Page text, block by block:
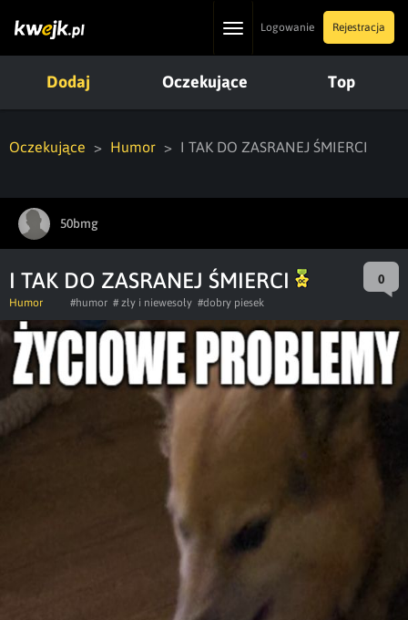
ToggleLogowanie Rejestracja
Dodaj Oczekujące Top
Oczekujące Humor I TAK DO ZASRANEJ ŚMIERCI
50bmg
I TAK DO ZASRANEJ ŚMIERCI 0
Humor #humor # zły i niewesoły #dobry piesek